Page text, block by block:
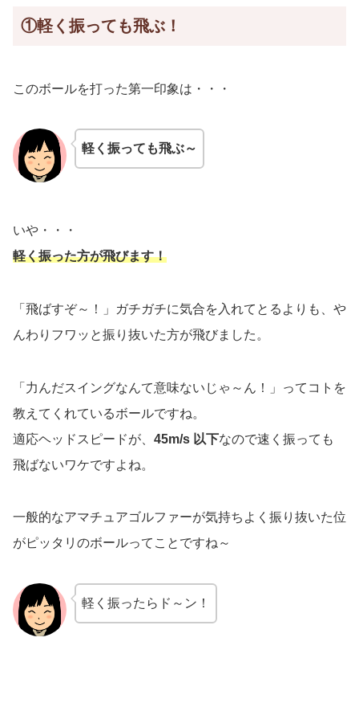
①軽く振っても飛ぶ！
このボールを打った第一印象は・・・
軽く振っても飛ぶ～
いや・・・
軽く振った方が飛びます！
「飛ばすぞ～！」ガチガチに気合を入れてとるよりも、や
んわりフワッと振り抜いた方が飛びました。
「力んだスイングなんて意味ないじゃ～ん！」ってコトを
教えてくれているボールですね。
適応ヘッドスピードが、 45m/s 以下なので速く振っても
飛ばないワケですよね。
一般的なアマチュアゴルファーが気持ちよく振り抜いた位
がピッタリのボールってことですね～
軽く振ったらド～ン！